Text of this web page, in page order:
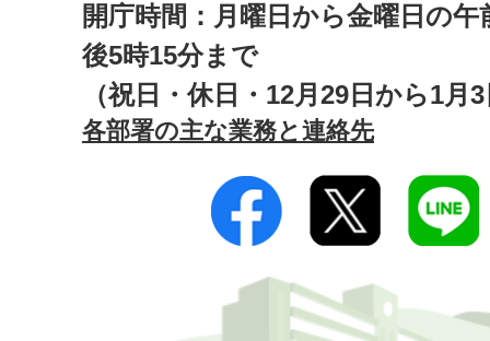
開庁時間：月曜日から金曜日の午
後5時15分まで
（祝日・休日・12月29日から1月
各部署の主な業務と連絡先